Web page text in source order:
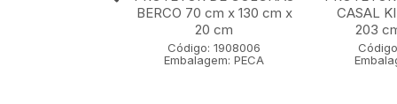
BERCO 70 cm x 130 cm x
20 cm
Código: 1908006
Embalagem: PECA
CASAL
203